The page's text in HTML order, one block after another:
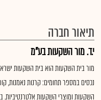
תיאור חברה
י.ד. מור השקעות בע"מ
נכסים במספר תחומים: קרנות נאמנות,
השקעות ומוצרי השקעות